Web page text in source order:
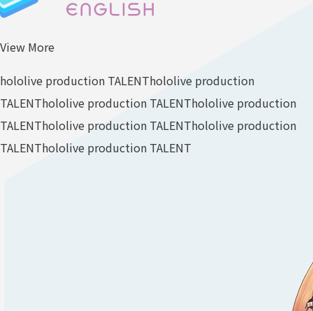
View More
hololive production TALENThololive production
TALENThololive production TALENThololive production
TALENThololive production TALENThololive production
TALENThololive production TALENT